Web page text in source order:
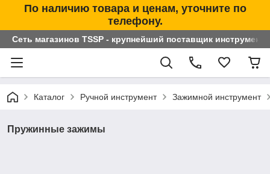
По наличию товара и ценам, уточните по
телефону.
Сеть магазинов TSSP - крупнейший поставщик
Каталог Ручной инструмент Зажимной инструмент
Пружинные зажимы